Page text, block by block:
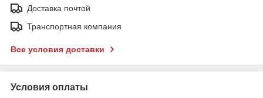
Доставка почтой
Транспортная компания
Все условия доставки
Условия оплаты